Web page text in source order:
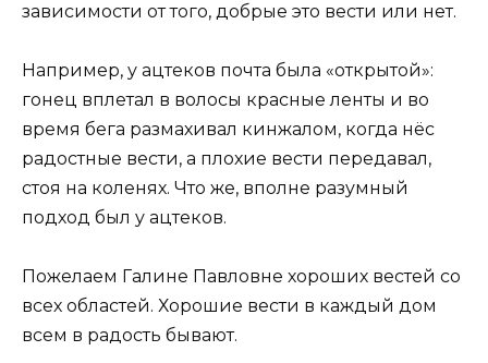
зависимости от того, добрые это вести или нет.
Например, у ацтеков почта была «открытой»:
гонец вплетал в волосы красные ленты и во
время бега размахивал кинжалом, когда нёс
радостные вести, а плохие вести передавал,
стоя на коленях. Что же, вполне разумный
подход был у ацтеков.
Пожелаем Галине Павловне хороших вестей со
всех областей. Хорошие вести в каждый дом
всем в радость бывают.